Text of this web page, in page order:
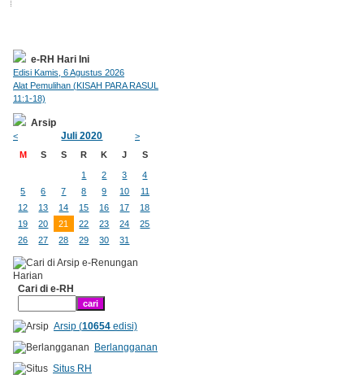
e-RH Hari Ini
Edisi Kamis, 6 Agustus 2026
Alat Pemulihan (KISAH PARA RASUL
11:1-18)
Arsip
< Juli 2020
>
M
S S R K J S
1 2 3
4
5
6 7 8 9 10
11
12
13 14 15 16 17
18
19
20 21 22 23 24
25
26
27 28 29 30 31
Cari di e-RH
Arsip (10654edisi)
Berlangganan
Situs RH